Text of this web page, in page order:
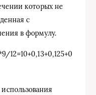
которых не
с
в формулу.
12=10+0,13+0,125+0